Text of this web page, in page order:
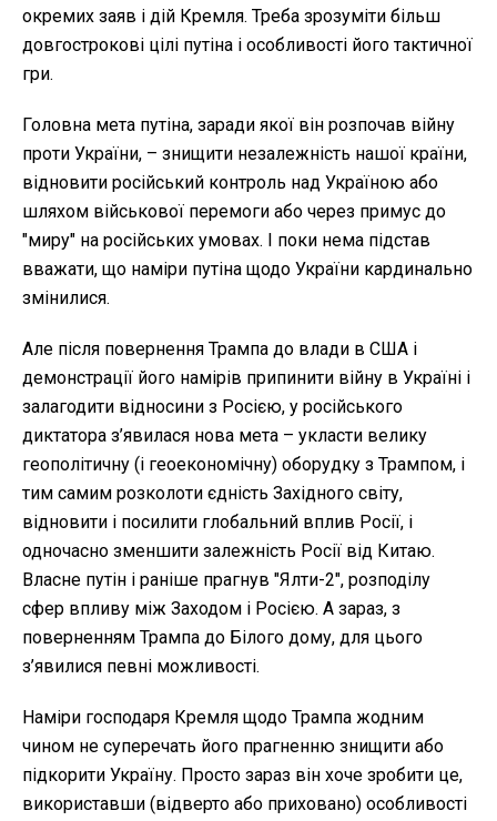
окремих заяв і дій Кремля. Треба зрозуміти більш
довгострокові цілі путіна і особливості його тактичної
гри.
Головна мета путіна, заради якої він розпочав війну
проти України, – знищити незалежність нашої країни,
відновити російський контроль над Україною або
шляхом військової перемоги або через примус до
"миру" на російських умовах. І поки нема підстав
вважати, що наміри путіна щодо України кардинально
змінилися.
Але після повернення Трампа до влади в США і
демонстрації його намірів припинити війну в Україні і
залагодити відносини з Росією, у російського
диктатора з’явилася нова мета – укласти велику
геополітичну (і геоекономічну) оборудку з Трампом, і
тим самим розколоти єдність Західного світу,
відновити і посилити глобальний вплив Росії, і
одночасно зменшити залежність Росії від Китаю.
Власне путін і раніше прагнув "Ялти-2", розподілу
сфер впливу між Заходом і Росією. А зараз, з
поверненням Трампа до Білого дому, для цього
з’явилися певні можливості.
Наміри господаря Кремля щодо Трампа жодним
чином не суперечать його прагненню знищити або
підкорити Україну. Просто зараз він хоче зробити це,
використавши (відверто або приховано) особливості